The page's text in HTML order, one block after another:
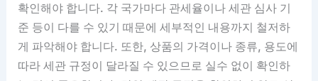
확인해야 합니다. 각 국가마다 관세율이나 세관 심사 기
준 등이 다를 수 있기 때문에 세부적인 내용까지 철저하
게 파악해야 합니다. 또한, 상품의 가격이나 종류, 용도에
따라 세관 규정이 달라질 수 있으므로 실수 없이 확인하